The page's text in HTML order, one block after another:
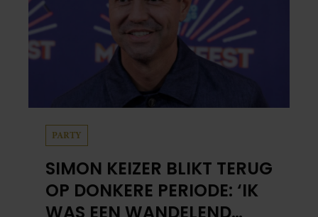
PARTY
SIMON KEIZER BLIKT TERUG
OP DONKERE PERIODE: ‘IK
WAS EEN WANDELEND